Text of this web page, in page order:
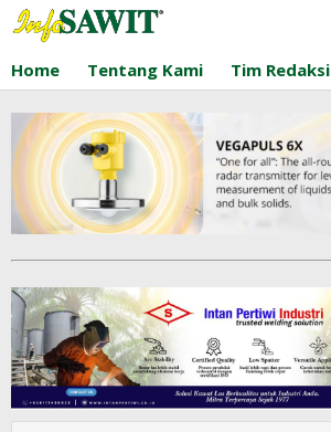
Lewati
ke
konten
Home Tentang Kami Tim Redaksi